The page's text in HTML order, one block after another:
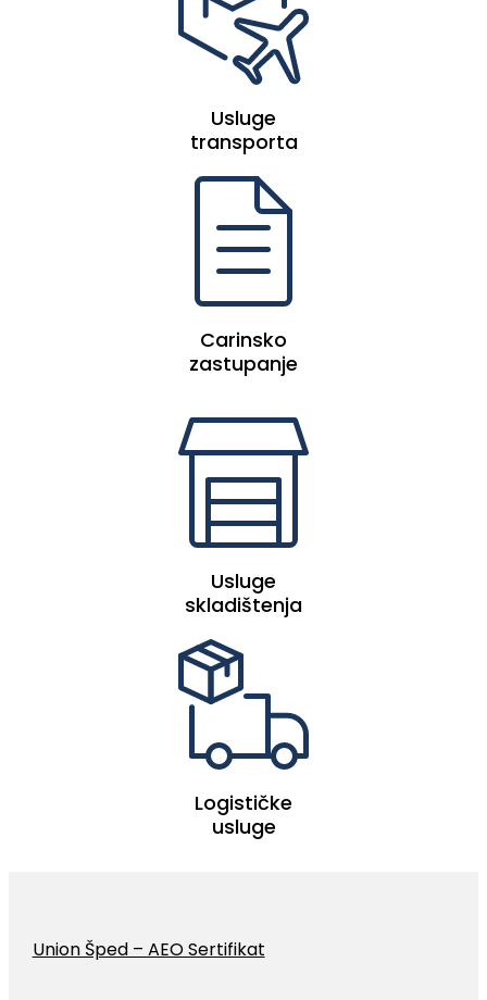
Usluge
transporta
Carinsko
zastupanje
Usluge
skladištenja
Logističke
usluge
Union Šped – AEO Sertifikat